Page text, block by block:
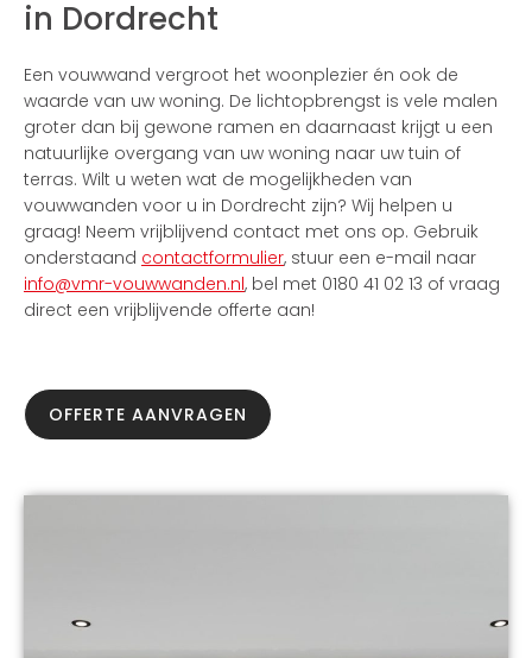
in Dordrecht
Een vouwwand vergroot het woonplezier én ook de
waarde van uw woning. De lichtopbrengst is vele malen
groter dan bij gewone ramen en daarnaast krijgt u een
natuurlijke overgang van uw woning naar uw tuin of
terras. Wilt u weten wat de mogelijkheden van
vouwwanden voor u in Dordrecht zijn? Wij helpen u
graag! Neem vrijblijvend contact met ons op. Gebruik
onderstaand contactformulier, stuur een e-mail naar
info@vmr-vouwwanden.nl, bel met 0180 41 02 13 of vraag
direct een vrijblijvende offerte aan!
OFFERTE AANVRAGEN